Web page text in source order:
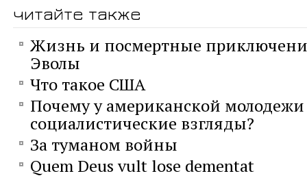
читайте также
Жизнь и посмертные
Эволы
Что такое США
Почему у американской молодежи
социалистические взгляды?
За туманом войны
Quem Deus vult lose dementat